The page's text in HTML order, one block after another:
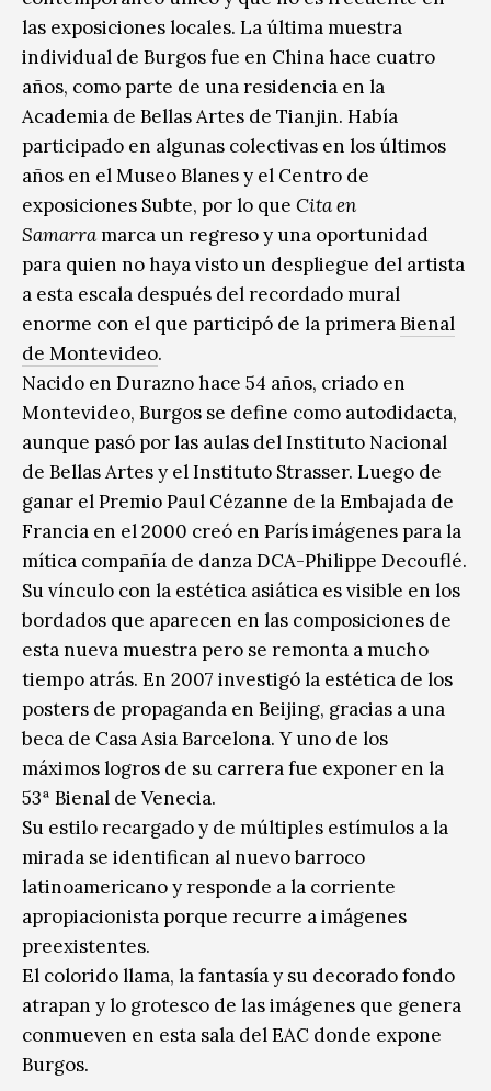
las exposiciones locales. La última muestra
individual de Burgos fue en China hace cuatro
años, como parte de una residencia en la
Academia de Bellas Artes de Tianjin. Había
participado en algunas colectivas en los últimos
años en el Museo Blanes y el Centro de
exposiciones Subte, por lo que Cita en
Samarramarca un regreso y una oportunidad
para quien no haya visto un despliegue del artista
a esta escala después del recordado mural
enorme con el que participó de la primeraBienal
de Montevideo.
Nacido en Durazno hace 54 años, criado en
Montevideo, Burgos se define como autodidacta,
aunque pasó por las aulas del Instituto Nacional
de Bellas Artes y el Instituto Strasser. Luego de
ganar el Premio Paul Cézanne de la Embajada de
Francia en el 2000 creó en París imágenes para la
mítica compañía de danza DCA-Philippe Decouflé.
Su vínculo con la estética asiática es visible en los
bordados que aparecen en las composiciones de
esta nueva muestra pero se remonta a mucho
tiempo atrás. En 2007 investigó la estética de los
posters de propaganda en Beijing, gracias a una
beca de Casa Asia Barcelona. Y uno de los
máximos logros de su carrera fue exponer en la
53ª Bienal de Venecia.
Su estilo recargado y de múltiples estímulos a la
mirada se identifican al nuevo barroco
latinoamericano y responde a la corriente
apropiacionista porque recurre a imágenes
preexistentes.
El colorido llama, la fantasía y su decorado fondo
atrapan y lo grotesco de las imágenes que genera
conmueven en esta sala del EAC donde expone
Burgos.